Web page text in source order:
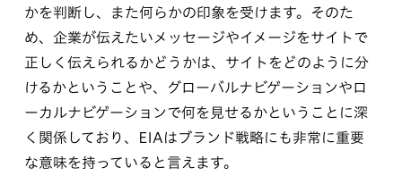
かを判断し、また何らかの印象を受けます。そのた
め、企業が伝えたいメッセージやイメージをサイトで
正しく伝えられるかどうかは、サイトをどのように分
けるかということや、グローバルナビゲーションやロ
ーカルナビゲーションで何を見せるかということに深
く関係しており、EIAはブランド戦略にも非常に重要
な意味を持っていると言えます。